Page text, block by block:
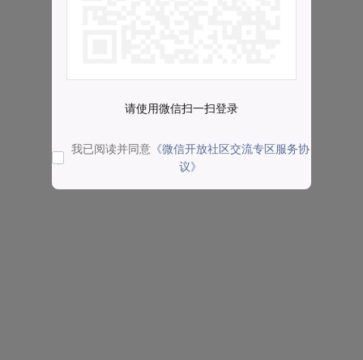
请使用微信扫一扫登录
我已阅读并同意 《微信开放社区交流专区服务协
议》